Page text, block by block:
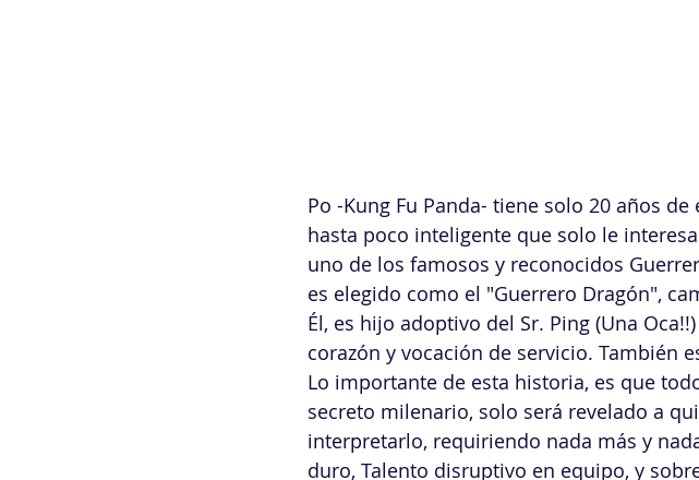
Po -Kung Fu Panda- tiene solo 20 años
hasta poco inteligente que solo le
uno de los famosos y reconocidos
es elegido como el "Guerrero Dragón",
Él, es hijo adoptivo del Sr. Ping (Una
corazón y vocación de servicio. También
Lo importante de esta historia, es que
secreto milenario, solo será revelado a
interpretarlo, requiriendo nada más y
duro, Talento disruptivo en equipo, y